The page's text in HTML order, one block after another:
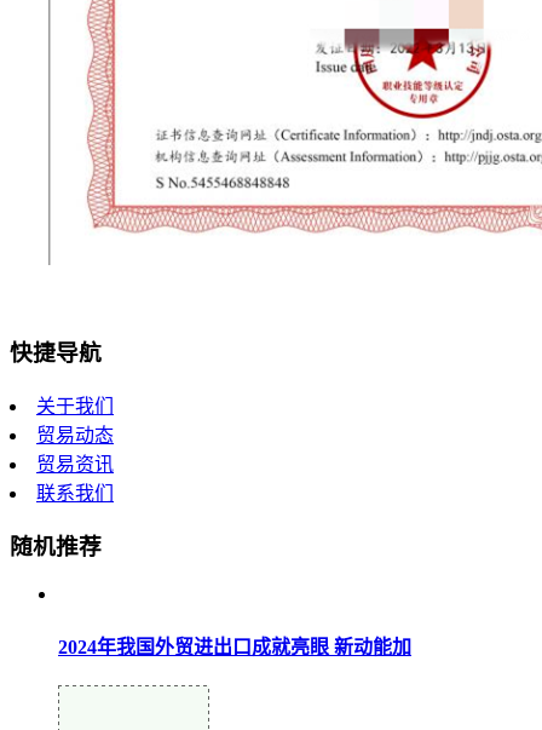
快捷导航
关于我们
贸易动态
贸易资讯
联系我们
随机推荐